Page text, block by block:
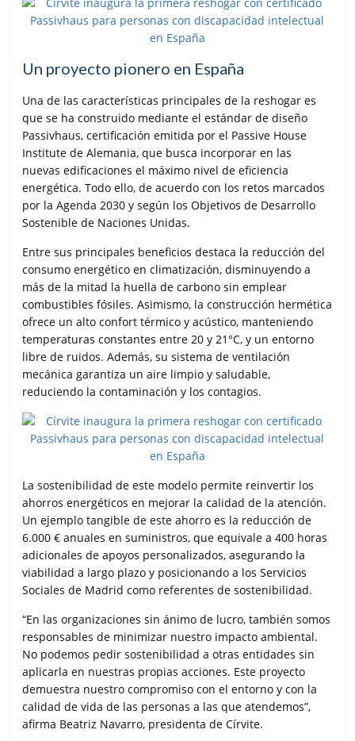
Un proyecto pionero en España
Una de las características principales de la reshogar es
que se ha construido mediante el estándar de diseño
Passivhaus, certificación emitida por el Passive House
Institute de Alemania, que busca incorporar en las
nuevas edificaciones el máximo nivel de eficiencia
energética. Todo ello, de acuerdo con los retos marcados
por la Agenda 2030 y según los Objetivos de Desarrollo
Sostenible de Naciones Unidas.
Entre sus principales beneficios destaca la reducción del
consumo energético en climatización, disminuyendo a
más de la mitad la huella de carbono sin emplear
combustibles fósiles. Asimismo, la construcción hermética
ofrece un alto confort térmico y acústico, manteniendo
temperaturas constantes entre 20 y 21°C, y un entorno
libre de ruidos. Además, su sistema de ventilación
mecánica garantiza un aire limpio y saludable,
reduciendo la contaminación y los contagios.
La sostenibilidad de este modelo permite reinvertir los
ahorros energéticos en mejorar la calidad de la atención.
Un ejemplo tangible de este ahorro es la reducción de
6.000 € anuales en suministros, que equivale a 400 horas
adicionales de apoyos personalizados, asegurando la
viabilidad a largo plazo y posicionando a los Servicios
Sociales de Madrid como referentes de sostenibilidad.
“En las organizaciones sin ánimo de lucro, también somos
responsables de minimizar nuestro impacto ambiental.
No podemos pedir sostenibilidad a otras entidades sin
aplicarla en nuestras propias acciones. Este proyecto
demuestra nuestro compromiso con el entorno y con la
calidad de vida de las personas a las que atendemos”,
afirma Beatriz Navarro, presidenta de Círvite.